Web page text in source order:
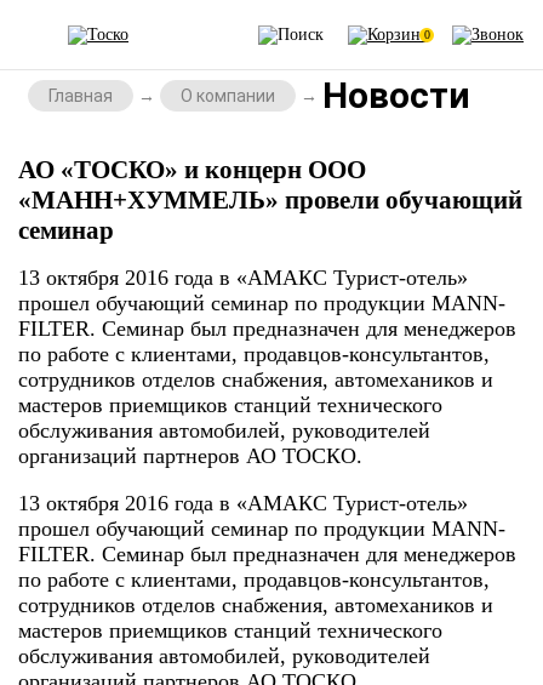
0
Главная О компании Новости
АО «ТОСКО» и концерн ООО
«МАНН+ХУММЕЛЬ» провели обучающий
семинар
13 октября 2016 года в «АМАКС Турист-отель»
прошел обучающий семинар по продукции MANN-
FILTER. Семинар был предназначен для менеджеров
по работе с клиентами, продавцов-консультантов,
сотрудников отделов снабжения, автомехаников и
мастеров приемщиков станций технического
обслуживания автомобилей, руководителей
организаций партнеров АО ТОСКО.
13 октября 2016 года в «АМАКС Турист-отель»
прошел обучающий семинар по продукции MANN-
FILTER. Семинар был предназначен для менеджеров
по работе с клиентами, продавцов-консультантов,
сотрудников отделов снабжения, автомехаников и
мастеров приемщиков станций технического
обслуживания автомобилей, руководителей